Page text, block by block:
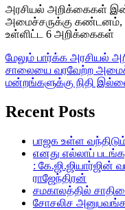
அரசியல் அறிக்கைகள்
அமைச்சருக்கு கண்டனம்,
உள்ளிட்ட 6 அறிக்கைகள்
மேலும் பார்க்க அரசியல்
சாலையை வரவேற்ற
மன்றங்களுக்கு நிதி
Recent Posts
பாஜக உள்ள
எனது எல்லாப்
: கே.ஜி.ஜியார்ஜின்
ராஜேந்திரன்
சமகாலத்தில்
சோசலிச